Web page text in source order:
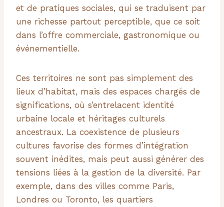
et de pratiques sociales, qui se traduisent par
une richesse partout perceptible, que ce soit
dans l’offre commerciale, gastronomique ou
événementielle.
Ces territoires ne sont pas simplement des
lieux d’habitat, mais des espaces chargés de
significations, où s’entrelacent identité
urbaine locale et héritages culturels
ancestraux. La coexistence de plusieurs
cultures favorise des formes d’intégration
souvent inédites, mais peut aussi générer des
tensions liées à la gestion de la diversité. Par
exemple, dans des villes comme Paris,
Londres ou Toronto, les quartiers